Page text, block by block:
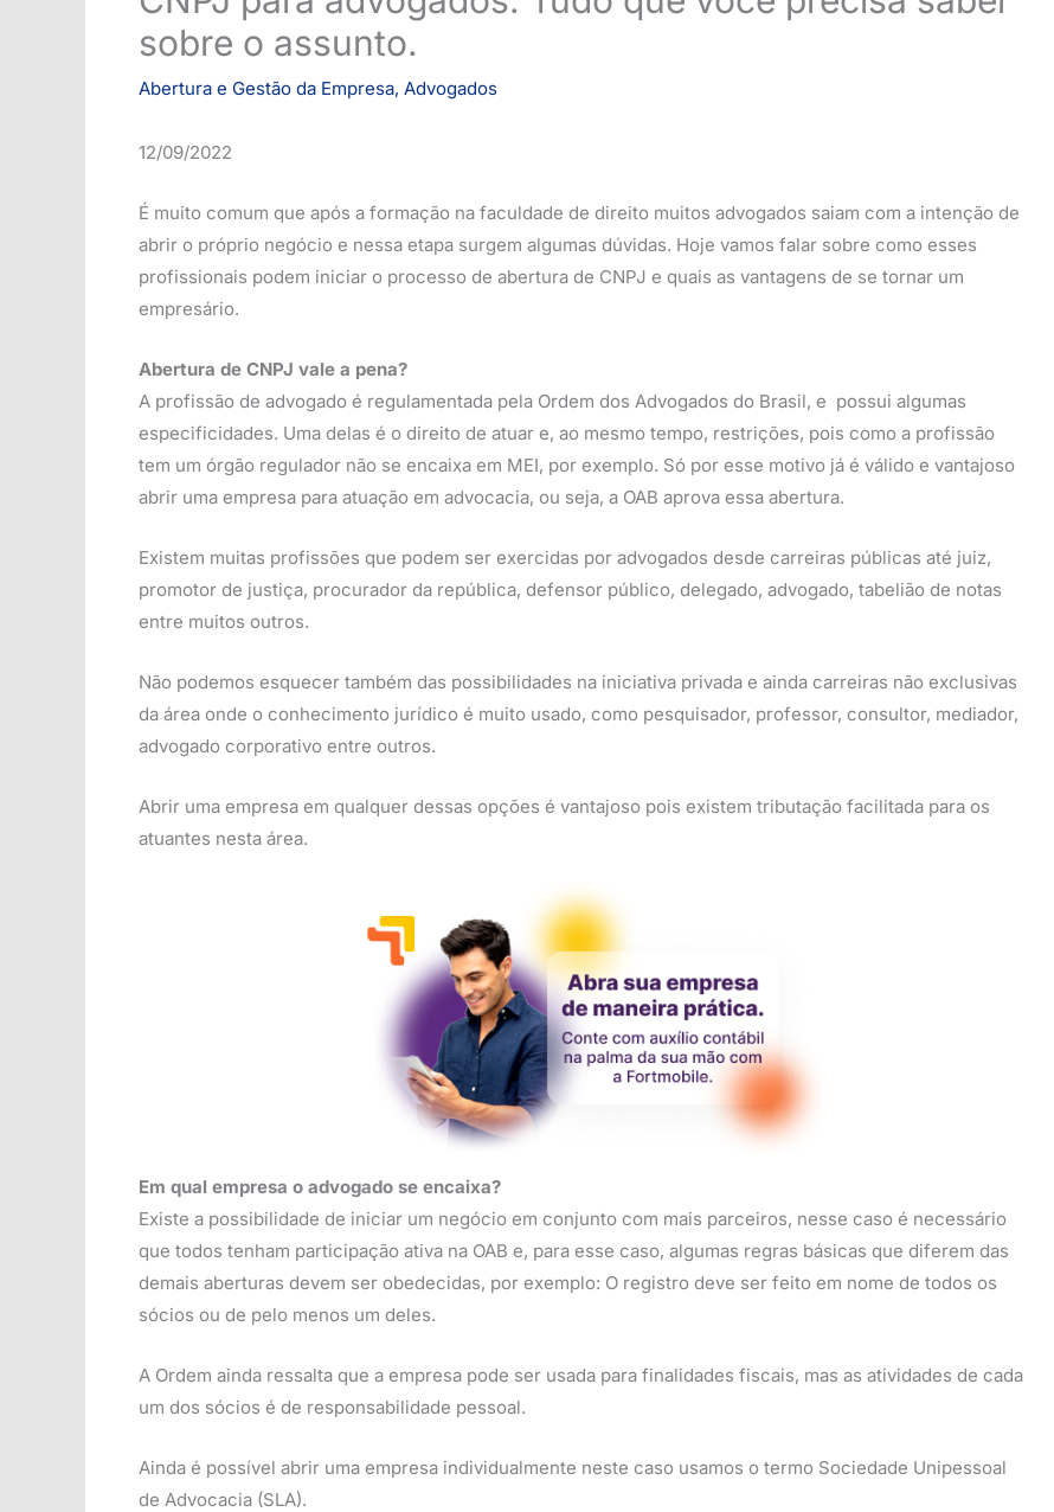
sobre o assunto.
Abertura e Gestão da Empresa, Advogados
12/09/2022
É muito comum que após a formação na faculdade de direito muitos advogados saiam com a intenção de
abrir o próprio negócio e nessa etapa surgem algumas dúvidas. Hoje vamos falar sobre como esses
profissionais podem iniciar o processo de abertura de CNPJ e quais as vantagens de se tornar um
empresário.
Abertura de CNPJ vale a pena?
A profissão de advogado é regulamentada pela Ordem dos Advogados do Brasil, e possui algumas
especificidades. Uma delas é o direito de atuar e, ao mesmo tempo, restrições, pois como a profissão
tem um órgão regulador não se encaixa em MEI, por exemplo. Só por esse motivo já é válido e vantajoso
abrir uma empresa para atuação em advocacia, ou seja, a OAB aprova essa abertura.
Existem muitas profissões que podem ser exercidas por advogados desde carreiras públicas até juiz,
promotor de justiça, procurador da república, defensor público, delegado, advogado, tabelião de notas
entre muitos outros.
Não podemos esquecer também das possibilidades na iniciativa privada e ainda carreiras não exclusivas
da área onde o conhecimento jurídico é muito usado, como pesquisador, professor, consultor, mediador,
advogado corporativo entre outros.
Abrir uma empresa em qualquer dessas opções é vantajoso pois existem tributação facilitada para os
atuantes nesta área.
Em qual empresa o advogado se encaixa?
Existe a possibilidade de iniciar um negócio em conjunto com mais parceiros, nesse caso é necessário
que todos tenham participação ativa na OAB e, para esse caso, algumas regras básicas que diferem das
demais aberturas devem ser obedecidas, por exemplo: O registro deve ser feito em nome de todos os
sócios ou de pelo menos um deles.
A Ordem ainda ressalta que a empresa pode ser usada para finalidades fiscais, mas as atividades de cada
um dos sócios é de responsabilidade pessoal.
Ainda é possível abrir uma empresa individualmente neste caso usamos o termo Sociedade Unipessoal
de Advocacia (SLA).